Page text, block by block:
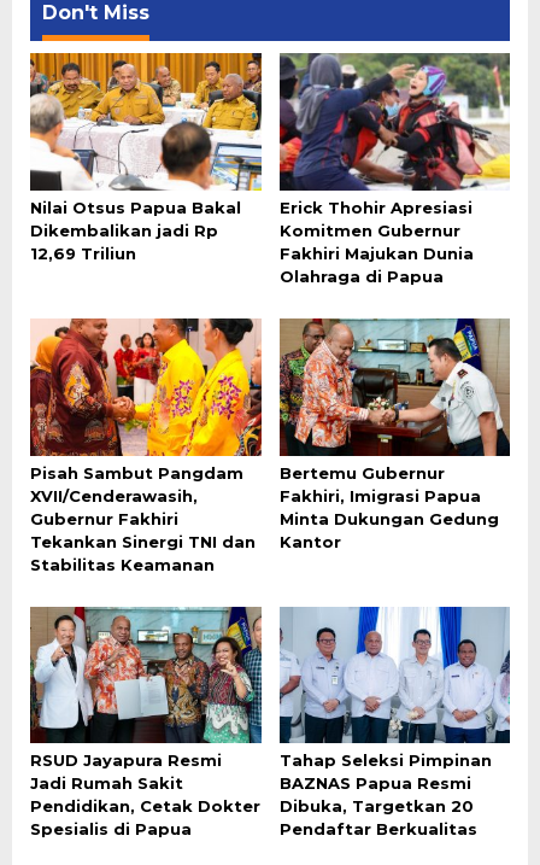
Don't Miss
Nilai Otsus Papua Bakal
Dikembalikan jadi Rp
12,69 Triliun
Erick Thohir Apresiasi
Komitmen Gubernur
Fakhiri Majukan Dunia
Olahraga di Papua
Pisah Sambut Pangdam
XVII/Cenderawasih,
Gubernur Fakhiri
Tekankan Sinergi TNI dan
Stabilitas Keamanan
Bertemu Gubernur
Fakhiri, Imigrasi Papua
Minta Dukungan Gedung
Kantor
RSUD Jayapura Resmi
Jadi Rumah Sakit
Pendidikan, Cetak Dokter
Spesialis di Papua
Tahap Seleksi Pimpinan
BAZNAS Papua Resmi
Dibuka, Targetkan 20
Pendaftar Berkualitas